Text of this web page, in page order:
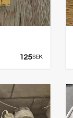
125SEK